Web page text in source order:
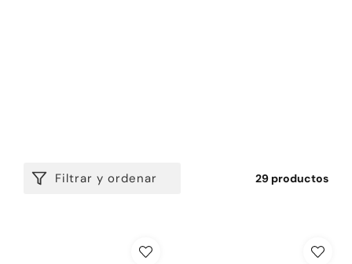
Filtrar y ordenar 29 productos